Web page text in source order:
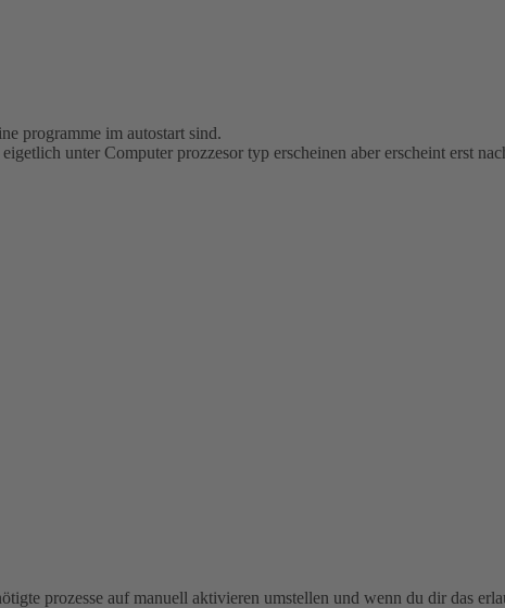
programme im autostart sind.
unter Computer prozzesor typ erscheinen aber erscheint erst
prozesse auf manuell aktivieren umstellen und wenn du dir das